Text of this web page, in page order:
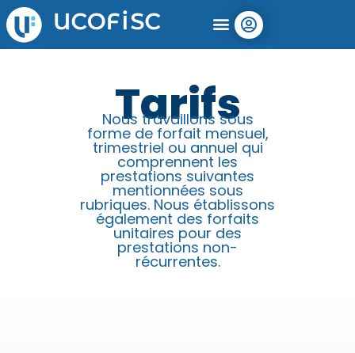
Tarifs
Nous travaillons sous
forme de forfait mensuel,
trimestriel ou annuel qui
comprennent les
prestations suivantes
mentionnées sous
rubriques. Nous établissons
également des forfaits
unitaires pour des
prestations non-
récurrentes.